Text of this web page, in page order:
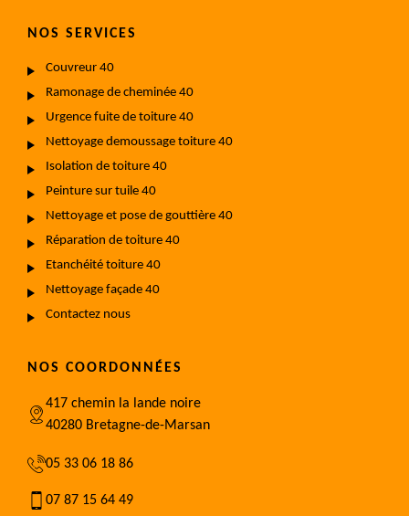
NOS SERVICES
Couvreur 40
Ramonage de cheminée 40
Urgence fuite de toiture 40
Nettoyage demoussage toiture 40
Isolation de toiture 40
Peinture sur tuile 40
Nettoyage et pose de gouttière 40
Réparation de toiture 40
Etanchéité toiture 40
Nettoyage façade 40
Contactez nous
NOS COORDONNÉES
417 chemin la lande noire
40280 Bretagne-de-Marsan
05 33 06 18 86
07 87 15 64 49